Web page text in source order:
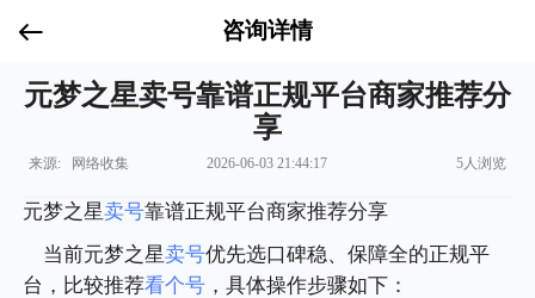
咨询详情
元梦之星卖号靠谱正规平台商家推荐分
享
来源: 网络收集 2026-06-03 21:44:17 5人浏览
元梦之星卖号靠谱正规平台商家推荐分享
当前元梦之星卖号优先选口碑稳、保障全的正规平
台，比较推荐看个号 ，具体操作步骤如下：